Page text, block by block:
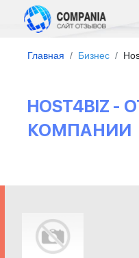
Главная Бизнес
HOST4BIZ -
КОМПАНИИ